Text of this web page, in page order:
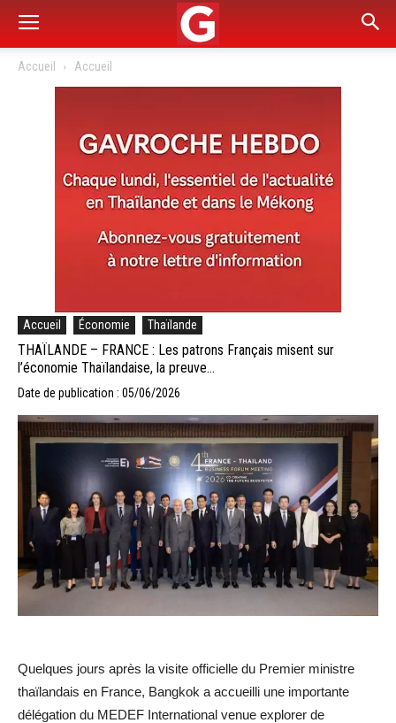
Accueil Accueil
Accueil Économie Thaïlande
THAÏLANDE – FRANCE : Les patrons Français misent sur
l’économie Thaïlandaise, la preuve…
Date de publication : 05/06/2026
Quelques jours après la visite officielle du Premier ministre
thaïlandais en France, Bangkok a accueilli une importante
délégation du MEDEF International venue explorer de